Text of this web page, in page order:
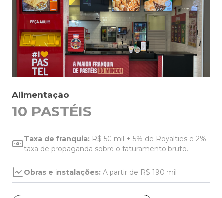
10 PASTÉIS
Alimentação
Taxa de franquia: R$ 50 mil + 5% de Royalties e 2%
taxa de propaganda sobre o faturamento bruto.
Obras e instalações: A partir de R$ 190 mil